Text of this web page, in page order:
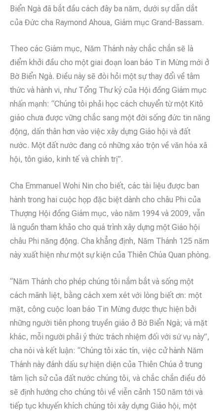
Biển Ngà đã bắt đầu cách đây ba năm, dưới sự dẫn dắt
của Đức cha Raymond Ahoua, Giám mục Grand-Bassam.
Theo các Giám mục, Năm Thánh này chắc chắn sẽ là
điểm khởi đầu cho một giai đoạn loan báo Tin Mừng mới ở
Bờ Biển Ngà. Điều này sẽ đòi hỏi một sự thay đổi về tâm
thức và hành vi, như Tổng Thư ký của Hội đồng Giám mục
nhấn mạnh: “Chúng tôi phải học cách chuyển từ một Kitô
giáo chưa được vững chắc sang một đời sống đức tin năng
động, dấn thân hơn vào việc xây dựng Giáo hội và đất
nước. Một đất nước đang có những xáo trộn về văn hóa xã
hội, tôn giáo, kinh tế và chính trị”.
Cha Emmanuel Wohi Nin cho biết, các tài liệu được ban
hành trong hai cuộc họp đặc biệt dành cho châu Phi của
Thượng Hội đồng Giám mục, vào năm 1994 và 2009, vẫn
là nguồn tham khảo cho quá trình xây dựng một Giáo hội
châu Phi năng động. Cha khẳng định, Năm Thánh 125 năm
này xuất hiện như một sự kiện của Thiên Chúa Quan phòng.
“Năm Thánh cho phép chúng tôi nắm bắt và sống một
cách mãnh liệt, bằng cách xem xét với lòng biết ơn: một
mặt, công cuộc loan báo Tin Mừng được thực hiện bởi
những người tiên phong truyền giáo ở Bờ Biển Ngà; và mặt
khác, mỗi người phải ý thức trách nhiệm đối với sứ vụ này”,
cha nói và kết luận: “Chúng tôi xác tín, việc cử hành Năm
Thánh này đánh dấu sự hiện diện của Thiên Chúa ở trung
tâm lịch sử của đất nước chúng tôi, và chắc chắn điều đó
sẽ định hướng cho chúng tôi về viễn cảnh 150 năm tới và
tiếp tục khuyến khích chúng tôi xây dựng Giáo hội, một